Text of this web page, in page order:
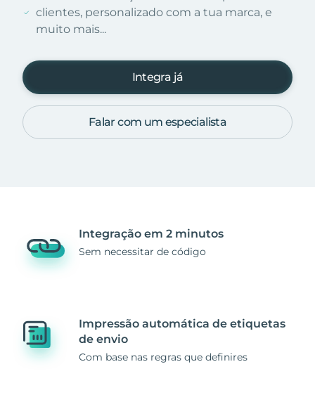
clientes, personalizado com a tua marca, e
muito mais...
Integra já
Falar com um especialista
Integração em 2 minutos
Sem necessitar de código
Impressão automática de etiquetas
de envio
Com base nas regras que definires